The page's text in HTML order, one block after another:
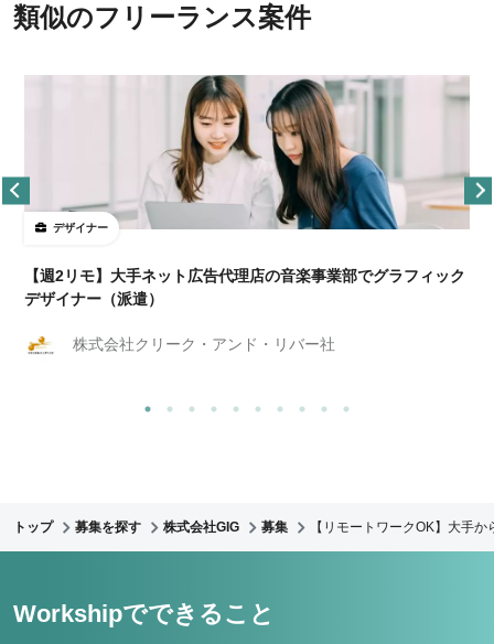
類似のフリーランス案件
デザイナー
【週2リモ】大手ネット広告代理店の音楽事業部でグラフィック
デザイナー（派遣）
株式会社クリーク・アンド・リバー社
トップ 募集を探す 株式会社GIG 募集 【リモートワークOK】大手
Workshipでできること